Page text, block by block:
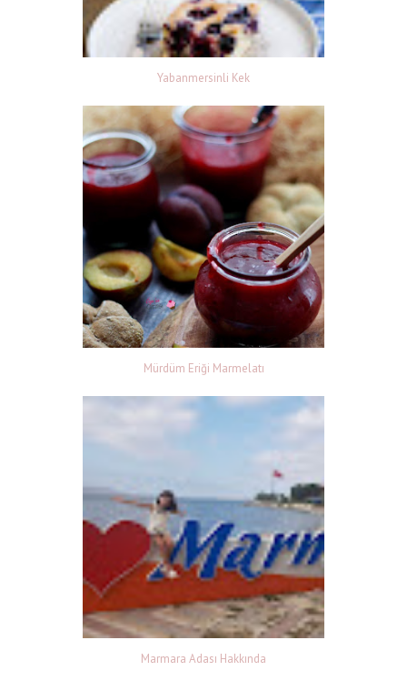
Yabanmersinli Kek
Mürdüm Eriği Marmelatı
Marmara Adası Hakkında